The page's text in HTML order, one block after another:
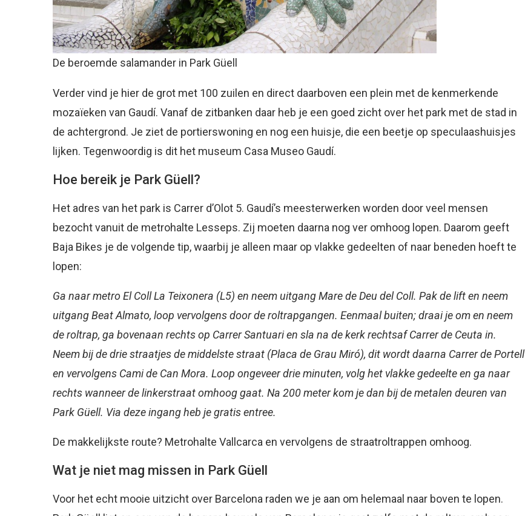
De beroemde salamander in Park Güell
Verder vind je hier de grot met 100 zuilen en direct daarboven een plein met de kenmerkende
mozaïeken van Gaudí. Vanaf de zitbanken daar heb je een goed zicht over het park met de stad in
de achtergrond. Je ziet de portierswoning en nog een huisje, die een beetje op speculaashuisjes
lijken. Tegenwoordig is dit het museum Casa Museo Gaudí.
Hoe bereik je Park Güell?
Het adres van het park is Carrer d’Olot 5. Gaudí’s meesterwerken worden door veel mensen
bezocht vanuit de metrohalte Lesseps. Zij moeten daarna nog ver omhoog lopen. Daarom geeft
Baja Bikes je de volgende tip, waarbij je alleen maar op vlakke gedeelten of naar beneden hoeft te
lopen:
Ga naar metro El Coll La Teixonera (L5) en neem uitgang Mare de Deu del Coll. Pak de lift en neem
uitgang Beat Almato, loop vervolgens door de roltrapgangen. Eenmaal buiten; draai je om en neem
de roltrap, ga bovenaan rechts op Carrer Santuari en sla na de kerk rechtsaf Carrer de Ceuta in.
Neem bij de drie straatjes de middelste straat (Placa de Grau Miró), dit wordt daarna Carrer de Portell
en vervolgens Cami de Can Mora. Loop ongeveer drie minuten, volg het vlakke gedeelte en ga naar
rechts wanneer de linkerstraat omhoog gaat. Na 200 meter kom je dan bij de metalen deuren van
Park Güell. Via deze ingang heb je gratis entree.
De makkelijkste route? Metrohalte Vallcarca en vervolgens de straatroltrappen omhoog.
Wat je niet mag missen in Park Güell
Voor het echt mooie uitzicht over Barcelona raden we je aan om helemaal naar boven te lopen.